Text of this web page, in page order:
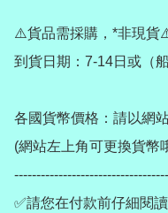
⚠️貨品需採購，*非現貨
到貨日期：7-14日或（
各國貨幣價格：請以網
(網站左上角可更換貨幣
✅請您在付款前仔細閱